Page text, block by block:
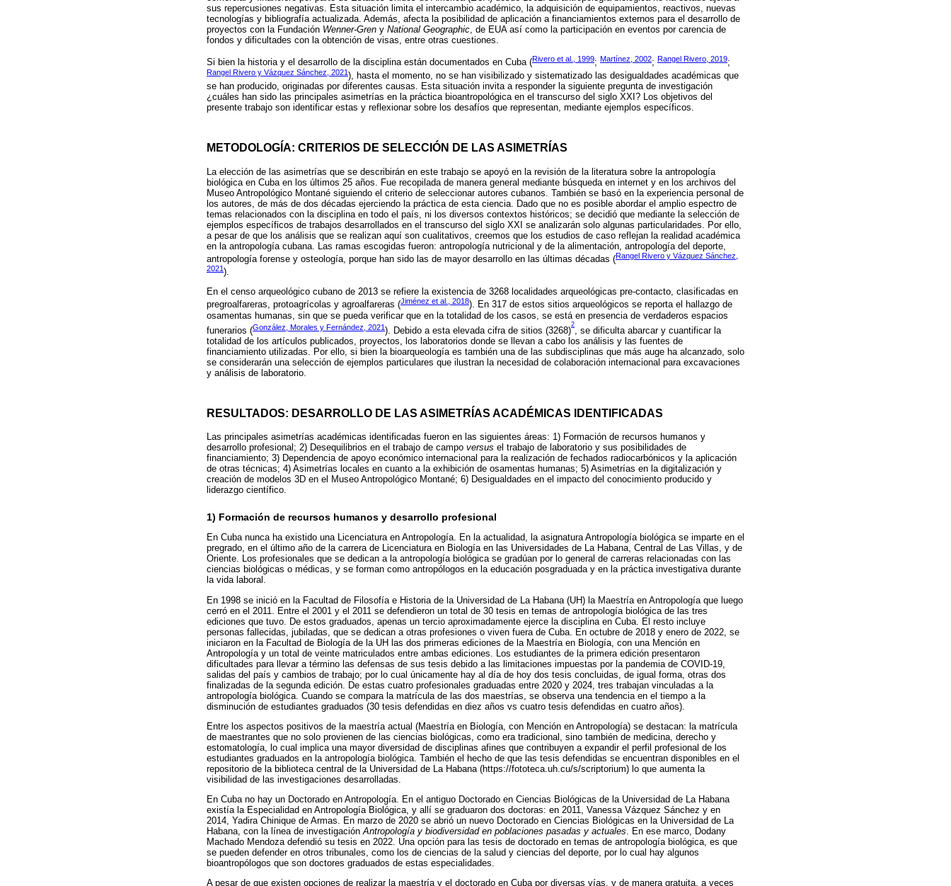
sus repercusiones negativas. Esta situación limita el intercambio académico, la adquisición de equipamientos, reactivos, nuevas
tecnologías y bibliografía actualizada. Además, afecta la posibilidad de aplicación a financiamientos externos para el desarrollo de
proyectos con la Fundación Wenner-Gren y National Geographic, de EUA así como la participación en eventos por carencia de
fondos y dificultades con la obtención de visas, entre otras cuestiones.
Si bien la historia y el desarrollo de la disciplina están documentados en Cuba (Rivero et al., 1999; Martínez, 2002; Rangel Rivero, 2019;
Rangel Rivero y Vázquez Sánchez, 2021), hasta el momento, no se han visibilizado y sistematizado las desigualdades académicas que
se han producido, originadas por diferentes causas. Esta situación invita a responder la siguiente pregunta de investigación
¿cuáles han sido las principales asimetrías en la práctica bioantropológica en el transcurso del siglo XXI? Los objetivos del
presente trabajo son identificar estas y reflexionar sobre los desafíos que representan, mediante ejemplos específicos.
METODOLOGÍA: CRITERIOS DE SELECCIÓN DE LAS ASIMETRÍAS
La elección de las asimetrías que se describirán en este trabajo se apoyó en la revisión de la literatura sobre la antropología
biológica en Cuba en los últimos 25 años. Fue recopilada de manera general mediante búsqueda en internet y en los archivos del
Museo Antropológico Montané siguiendo el criterio de seleccionar autores cubanos. También se basó en la experiencia personal de
los autores, de más de dos décadas ejerciendo la práctica de esta ciencia. Dado que no es posible abordar el amplio espectro de
temas relacionados con la disciplina en todo el país, ni los diversos contextos históricos; se decidió que mediante la selección de
ejemplos específicos de trabajos desarrollados en el transcurso del siglo XXI se analizarán solo algunas particularidades. Por ello,
a pesar de que los análisis que se realizan aquí son cualitativos, creemos que los estudios de caso reflejan la realidad académica
en la antropología cubana. Las ramas escogidas fueron: antropología nutricional y de la alimentación, antropología del deporte,
antropología forense y osteología, porque han sido las de mayor desarrollo en las últimas décadas (Rangel Rivero y Vázquez Sánchez,
2021).
En el censo arqueológico cubano de 2013 se refiere la existencia de 3268 localidades arqueológicas pre-contacto, clasificadas en
pregroalfareras, protoagrícolas y agroalfareras (Jiménez et al., 2018). En 317 de estos sitios arqueológicos se reporta el hallazgo de
osamentas humanas, sin que se pueda verificar que en la totalidad de los casos, se está en presencia de verdaderos espacios
funerarios (González, Morales y Fernández, 2021). Debido a esta elevada cifra de sitios (3268)
2
, se dificulta abarcar y cuantificar la
totalidad de los artículos publicados, proyectos, los laboratorios donde se llevan a cabo los análisis y las fuentes de
financiamiento utilizadas. Por ello, si bien la bioarqueología es también una de las subdisciplinas que más auge ha alcanzado, solo
se considerarán una selección de ejemplos particulares que ilustran la necesidad de colaboración internacional para excavaciones
y análisis de laboratorio.
RESULTADOS: DESARROLLO DE LAS ASIMETRÍAS ACADÉMICAS IDENTIFICADAS
Las principales asimetrías académicas identificadas fueron en las siguientes áreas: 1) Formación de recursos humanos y
desarrollo profesional; 2) Desequilibrios en el trabajo de campo versus el trabajo de laboratorio y sus posibilidades de
financiamiento; 3) Dependencia de apoyo económico internacional para la realización de fechados radiocarbónicos y la aplicación
de otras técnicas; 4) Asimetrías locales en cuanto a la exhibición de osamentas humanas; 5) Asimetrías en la digitalización y
creación de modelos 3D en el Museo Antropológico Montané; 6) Desigualdades en el impacto del conocimiento producido y
liderazgo científico.
1) Formación de recursos humanos y desarrollo profesional
En Cuba nunca ha existido una Licenciatura en Antropología. En la actualidad, la asignatura Antropología biológica se imparte en el
pregrado, en el último año de la carrera de Licenciatura en Biología en las Universidades de La Habana, Central de Las Villas, y de
Oriente. Los profesionales que se dedican a la antropología biológica se gradúan por lo general de carreras relacionadas con las
ciencias biológicas o médicas, y se forman como antropólogos en la educación posgraduada y en la práctica investigativa durante
la vida laboral.
En 1998 se inició en la Facultad de Filosofía e Historia de la Universidad de La Habana (UH) la Maestría en Antropología que luego
cerró en el 2011. Entre el 2001 y el 2011 se defendieron un total de 30 tesis en temas de antropología biológica de las tres
ediciones que tuvo. De estos graduados, apenas un tercio aproximadamente ejerce la disciplina en Cuba. El resto incluye
personas fallecidas, jubiladas, que se dedican a otras profesiones o viven fuera de Cuba. En octubre de 2018 y enero de 2022, se
iniciaron en la Facultad de Biología de la UH las dos primeras ediciones de la Maestría en Biología, con una Mención en
Antropología y un total de veinte matriculados entre ambas ediciones. Los estudiantes de la primera edición presentaron
dificultades para llevar a término las defensas de sus tesis debido a las limitaciones impuestas por la pandemia de COVID-19,
salidas del país y cambios de trabajo; por lo cual únicamente hay al día de hoy dos tesis concluidas, de igual forma, otras dos
finalizadas de la segunda edición. De estas cuatro profesionales graduadas entre 2020 y 2024, tres trabajan vinculadas a la
antropología biológica. Cuando se compara la matrícula de las dos maestrías, se observa una tendencia en el tiempo a la
disminución de estudiantes graduados (30 tesis defendidas en diez años vs cuatro tesis defendidas en cuatro años).
Entre los aspectos positivos de la maestría actual (Maestría en Biología, con Mención en Antropología) se destacan: la matrícula
de maestrantes que no solo provienen de las ciencias biológicas, como era tradicional, sino también de medicina, derecho y
estomatología, lo cual implica una mayor diversidad de disciplinas afines que contribuyen a expandir el perfil profesional de los
estudiantes graduados en la antropología biológica. También el hecho de que las tesis defendidas se encuentran disponibles en el
repositorio de la biblioteca central de la Universidad de La Habana (https://fototeca.uh.cu/s/scriptorium) lo que aumenta la
visibilidad de las investigaciones desarrolladas.
En Cuba no hay un Doctorado en Antropología. En el antiguo Doctorado en Ciencias Biológicas de la Universidad de La Habana
existía la Especialidad en Antropología Biológica, y allí se graduaron dos doctoras: en 2011, Vanessa Vázquez Sánchez y en
2014, Yadira Chinique de Armas. En marzo de 2020 se abrió un nuevo Doctorado en Ciencias Biológicas en la Universidad de La
Habana, con la línea de investigación Antropología y biodiversidad en poblaciones pasadas y actuales . En ese marco, Dodany
Machado Mendoza defendió su tesis en 2022. Una opción para las tesis de doctorado en temas de antropología biológica, es que
se pueden defender en otros tribunales, como los de ciencias de la salud y ciencias del deporte, por lo cual hay algunos
bioantropólogos que son doctores graduados de estas especialidades.
A pesar de que existen opciones de realizar la maestría y el doctorado en Cuba por diversas vías, y de manera gratuita, a veces